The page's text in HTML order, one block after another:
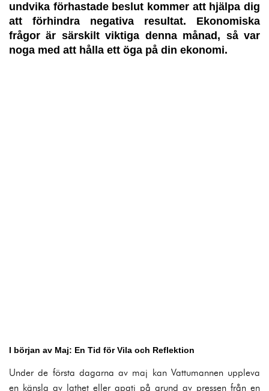
undvika förhastade beslut kommer att hjälpa dig
att förhindra negativa resultat. Ekonomiska
frågor är särskilt viktiga denna månad, så var
noga med att hålla ett öga på din ekonomi.
I början av Maj: En Tid för Vila och Reflektion
Under de första dagarna av maj kan Vattumannen uppleva
en känsla av lathet eller apati på grund av pressen från en